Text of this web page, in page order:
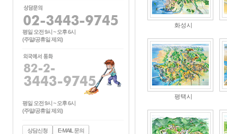
평일 오전 9시 ~ 오후 6시
(주말/공휴일 제외)
평일 오전 9시 ~ 오후 6시
(주말/공휴일 제외)
상담신청 E-MAIL 문의
화성시
평택시